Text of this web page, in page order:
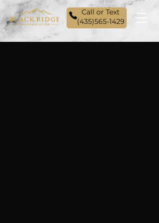
Call or Text
(435)565-1429